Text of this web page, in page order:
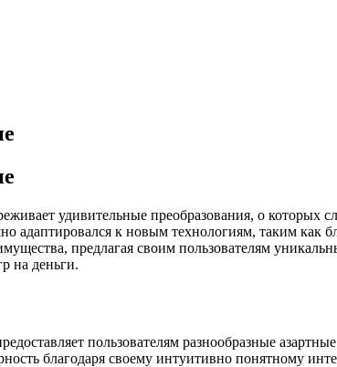
удивительные преобразования, о которых
адаптировался к новым технологиям, таким как
предлагая своим пользователям
на деньги.
пользователям разнообразные
благодаря своему интуитивно понятному